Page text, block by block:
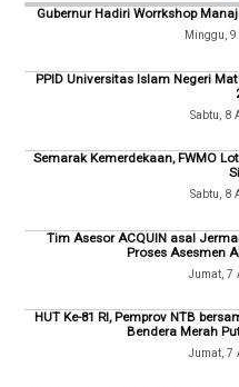
Gubernur Hadiri Worrkshop
Minggu,
PPID Universitas Islam Negeri
Sabtu, 8
Semarak Kemerdekaan, FWMO
Sabtu, 8
Tim Asesor ACQUIN asal
Proses Asesmen
Jumat, 7
HUT Ke-81 RI, Pemprov NTB
Bendera Merah
Jumat, 7